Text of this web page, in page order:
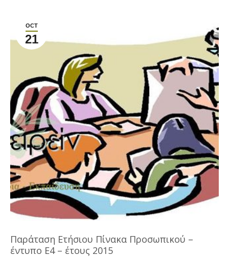
OCT
21
Παράταση Ετήσιου Πίνακα Προσωπικού –
έντυπο Ε4 – έτους 2015